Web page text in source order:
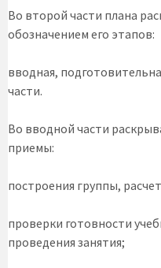
Во второй части плана
обозначением его этапов:
вводная,
части.
Во вводной части
приемы:
построения группы,
проверки готовности
проведения занятия;